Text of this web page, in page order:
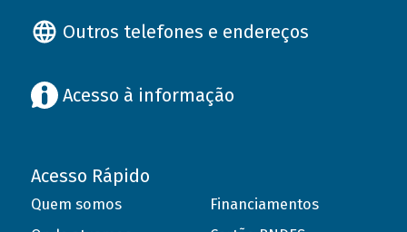
Outros telefones e endereços
Acesso à informação
Acesso Rápido
Quem somos
Financiamentos